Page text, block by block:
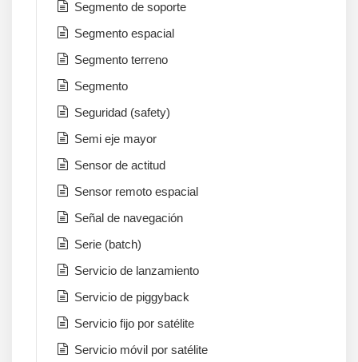
Segmento de soporte
Segmento espacial
Segmento terreno
Segmento
Seguridad (safety)
Semi eje mayor
Sensor de actitud
Sensor remoto espacial
Señal de navegación
Serie (batch)
Servicio de lanzamiento
Servicio de piggyback
Servicio fijo por satélite
Servicio móvil por satélite